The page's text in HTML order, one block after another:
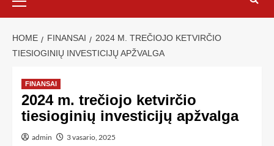
HOME FINANSAI
2024 M. TREČIOJO KETVIRČIO
TIESIOGINIŲ INVESTICIJŲ APŽVALGA
FINANSAI
2024 m. trečiojo ketvirčio
tiesioginių investicijų apžvalga
admin 3 vasario, 2025